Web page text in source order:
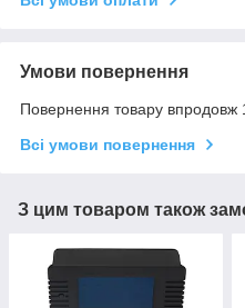
Умови повернення
Повернення товару впродовж
Всі умови повернення
З цим товаром також